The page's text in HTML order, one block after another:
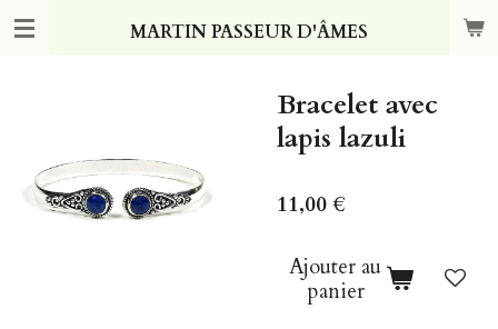
Passer
MARTIN PASSEUR D'ÂMES
Bracelet avec
lapis lazuli
11,00 €
Ajouter au
panier